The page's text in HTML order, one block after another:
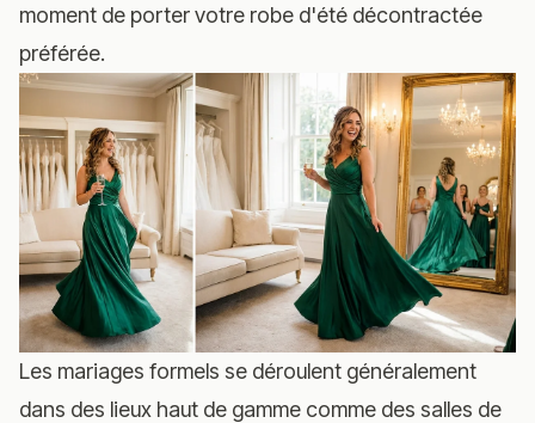
moment de porter votre robe d'été décontractée
préférée.
Les mariages formels se déroulent généralement
dans des lieux haut de gamme comme des salles de